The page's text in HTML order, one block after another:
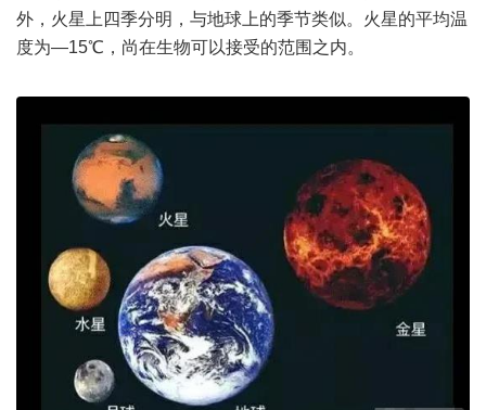
外，火星上四季分明，与地球上的季节类似。火星的平均温
度为—15℃，尚在生物可以接受的范围之内。